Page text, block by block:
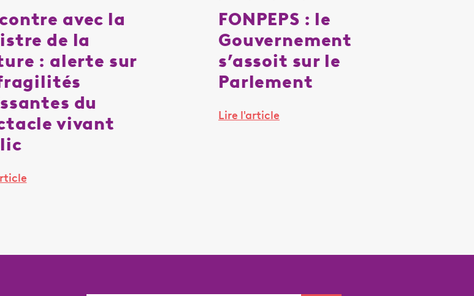
avec la
de la
: alerte sur
du
vivant
FONPEPS : le
Gouvernement
s’assoit sur le
Parlement
Lire l'article